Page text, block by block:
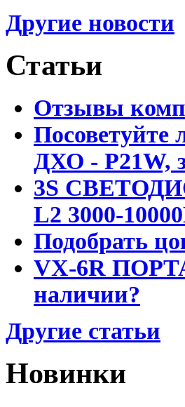
Другие новости
Статьи
Отзывы
Посоветуйте
ДХО - P21W,
3S
L2 3000-
Подобрать
VX-6R
наличии?
Другие статьи
Новинки